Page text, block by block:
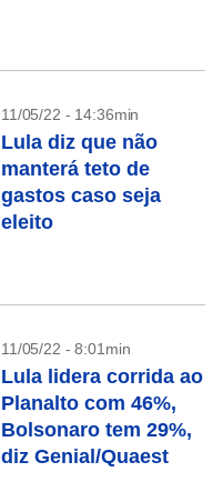
11/05/22 - 14:36min
Lula diz que não
manterá teto de
gastos caso seja
eleito
11/05/22 - 8:01min
Lula lidera corrida ao
Planalto com 46%,
Bolsonaro tem 29%,
diz Genial/Quaest